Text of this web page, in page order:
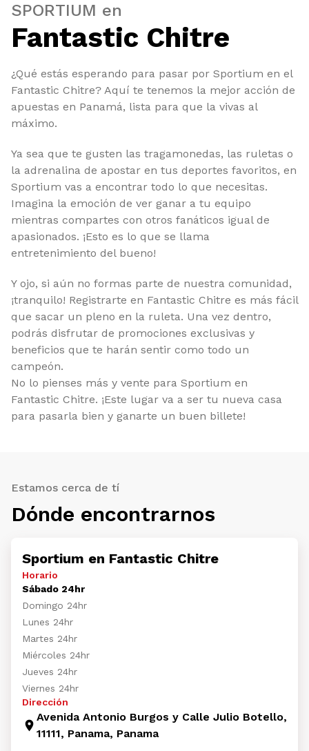
SPORTIUM en
Fantastic Chitre
¿Qué estás esperando para pasar por Sportium en el
Fantastic Chitre? Aquí te tenemos la mejor acción de
apuestas en Panamá, lista para que la vivas al
máximo.
Ya sea que te gusten las tragamonedas, las ruletas o
la adrenalina de apostar en tus deportes favoritos, en
Sportium vas a encontrar todo lo que necesitas.
Imagina la emoción de ver ganar a tu equipo
mientras compartes con otros fanáticos igual de
apasionados. ¡Esto es lo que se llama
entretenimiento del bueno!
Y ojo, si aún no formas parte de nuestra comunidad,
¡tranquilo! Registrarte en Fantastic Chitre es más fácil
que sacar un pleno en la ruleta. Una vez dentro,
podrás disfrutar de promociones exclusivas y
beneficios que te harán sentir como todo un
campeón.
No lo pienses más y vente para Sportium en
Fantastic Chitre. ¡Este lugar va a ser tu nueva casa
para pasarla bien y ganarte un buen billete!
Estamos cerca de tí
Dónde encontrarnos
Sportium en Fantastic Chitre
Horario
Sábado 24hr
Domingo 24hr
Lunes 24hr
Martes 24hr
Miércoles 24hr
Jueves 24hr
Viernes 24hr
Dirección
Avenida Antonio Burgos y Calle Julio Botello,
11111, Panama, Panama